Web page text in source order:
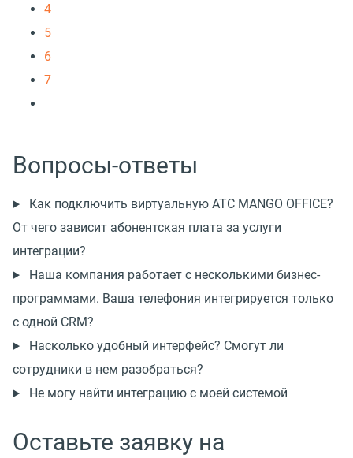
4
5
6
7
Вопросы-ответы
Как подключить виртуальную АТС MANGO OFFICE?
От чего зависит абонентская плата за услуги
интеграции?
Наша компания работает с несколькими бизнес-
программами. Ваша телефония интегрируется только
с одной CRM?
Насколько удобный интерфейс? Смогут ли
сотрудники в нем разобраться?
Не могу найти интеграцию с моей системой
Оставьте заявку на